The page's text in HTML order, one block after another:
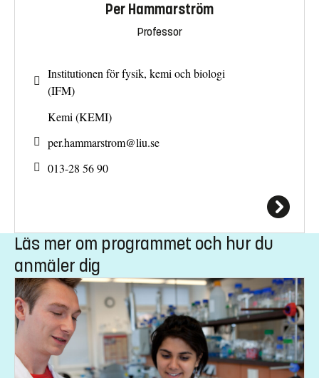
Per Hammarström
Professor
Institutionen för fysik, kemi och biologi
(IFM)
Kemi (KEMI)
per.hammarstrom@liu.se
013-28 56 90
Läs mer om programmet och hur du
anmäler dig